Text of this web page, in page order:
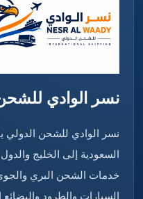
نسر الوادي
نسر الوادي للشحن
السعودية إلى الخليج والدول
خدمات الشحن البري
السيارات والطرود